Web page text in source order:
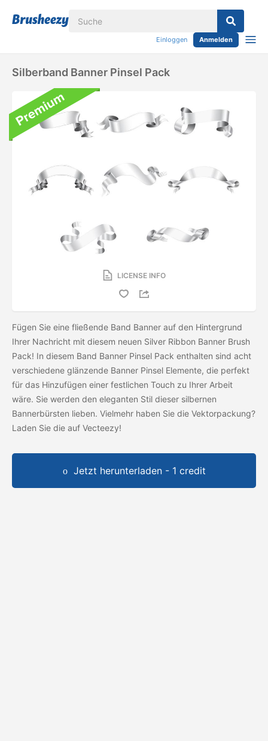
Einloggen Anmelden
Silberband Banner Pinsel Pack
LICENSE INFO
Fügen Sie eine fließende Band Banner auf den Hintergrund
Ihrer Nachricht mit diesem neuen Silver Ribbon Banner Brush
Pack! In diesem Band Banner Pinsel Pack enthalten sind acht
verschiedene glänzende Banner Pinsel Elemente, die perfekt
für das Hinzufügen einer festlichen Touch zu Ihrer Arbeit
wäre. Sie werden den eleganten Stil dieser silbernen
Bannerbürsten lieben. Vielmehr haben Sie die Vektorpackung?
Laden Sie die auf Vecteezy!
Jetzt herunterladen - 1 credit